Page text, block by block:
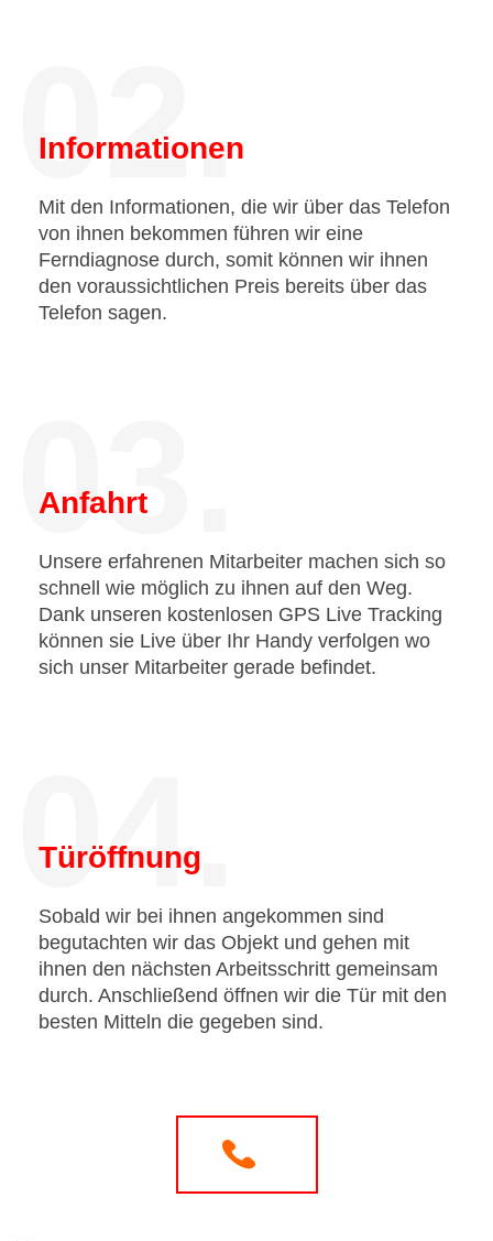
02.
Informationen
Mit den Informationen, die wir über das Telefon
von ihnen bekommen führen wir eine
Ferndiagnose durch, somit können wir ihnen
den voraussichtlichen Preis bereits über das
Telefon sagen.
03.
Anfahrt
Unsere erfahrenen Mitarbeiter machen sich so
schnell wie möglich zu ihnen auf den Weg.
Dank unseren kostenlosen GPS Live Tracking
können sie Live über Ihr Handy verfolgen wo
sich unser Mitarbeiter gerade befindet.
04.
Türöffnung
Sobald wir bei ihnen angekommen sind
begutachten wir das Objekt und gehen mit
ihnen den nächsten Arbeitsschritt gemeinsam
durch. Anschließend öffnen wir die Tür mit den
besten Mitteln die gegeben sind.